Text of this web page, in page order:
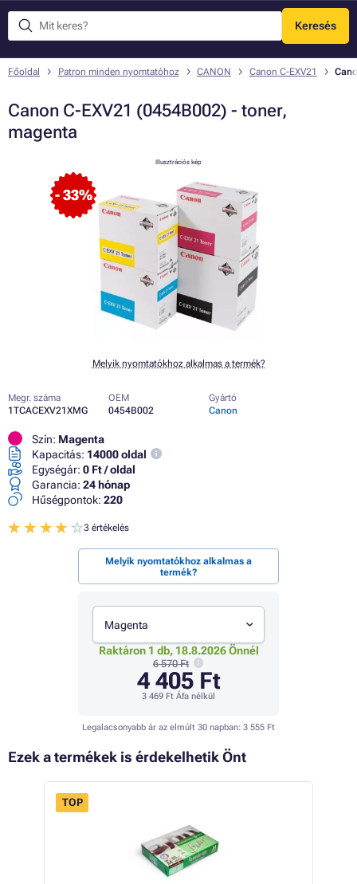
Keresés
Menü
Főoldal Patron minden nyomtatóhoz CANON Canon C-EXV21
Canon C-EXV21 (0454B002) - toner,
magenta
- 33%
Illusztrációs kép
Melyik nyomtatókhoz alkalmas a termék?
Megr. száma
1TCACEXV21XMG
OEM
0454B002
Gyártó
Canon
Szín: Magenta
Kapacitás: 14000 oldal
Egységár: 0 Ft / oldal
Garancia: 24 hónap
Hűségpontok: 220
3 értékelés
Melyik nyomtatókhoz alkalmas a
termék?
Magenta
Raktáron 1 db, 18.8.2026 Önnél
6 570 Ft
4 405 Ft
3 469 Ft Áfa nélkül
Legalacsonyabb ár az elmúlt 30 napban: 3 555 Ft
Ezek a termékek is érdekelhetik Önt
TOP